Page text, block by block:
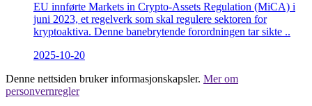
EU innførte Markets in Crypto-Assets Regulation (MiCA) i
juni 2023, et regelverk som skal regulere sektoren for
kryptoaktiva. Denne banebrytende forordningen tar sikte ..
2025-10-20
Denne nettsiden bruker informasjonskapsler. Mer om
personvernregler